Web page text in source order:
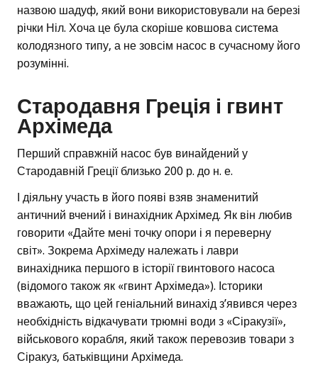
назвою шадуф, який вони використовували на березі
річки Ніл. Хоча це була скоріше ковшова система
колодязного типу, а не зовсім насос в сучасному його
розумінні.
Стародавня Греція і гвинт
Архімеда
Перший справжній насос був винайдений у
Стародавній Греції близько 200 р. до н. е.
І діяльну участь в його появі взяв знаменитий
античний вчений і винахідник Архімед. Як він любив
говорити «Дайте мені точку опори і я переверну
світ». Зокрема Архімеду належать і лаври
винахідника першого в історії гвинтового насоса
(відомого також як «гвинт Архімеда»). Історики
вважають, що цей геніальний винахід з’явився через
необхідність відкачувати трюмні води з «Сіракузії»,
військового корабля, який також перевозив товари з
Сіракуз, батьківщини Архімеда.